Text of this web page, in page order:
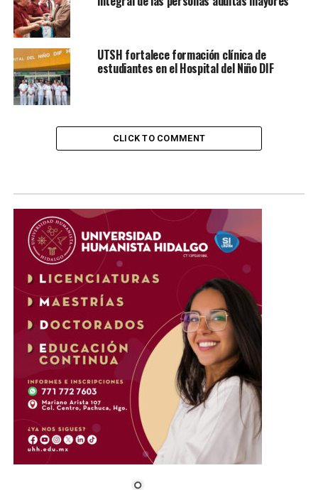
UTSH fortalece formación clínica de
estudiantes en el Hospital del Niño DIF
CLICK TO COMMENT